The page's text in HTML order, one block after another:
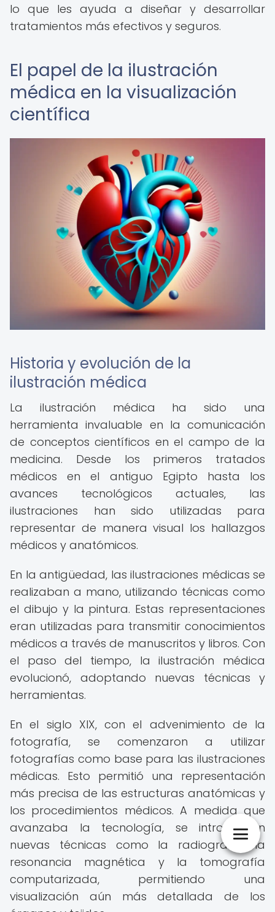
lo que les ayuda a diseñar y desarrollar
tratamientos más efectivos y seguros.
El papel de la ilustración
médica en la visualización
científica
Historia y evolución de la
ilustración médica
La ilustración médica ha sido una
herramienta invaluable en la comunicación
de conceptos científicos en el campo de la
medicina. Desde los primeros tratados
médicos en el antiguo Egipto hasta los
avances tecnológicos actuales, las
ilustraciones han sido utilizadas para
representar de manera visual los hallazgos
médicos y anatómicos.
En la antigüedad, las ilustraciones médicas se
realizaban a mano, utilizando técnicas como
el dibujo y la pintura. Estas representaciones
eran utilizadas para transmitir conocimientos
médicos a través de manuscritos y libros. Con
el paso del tiempo, la ilustración médica
evolucionó, adoptando nuevas técnicas y
herramientas.
En el siglo XIX, con el advenimiento de la
fotografía, se comenzaron a utilizar
fotografías como base para las ilustraciones
médicas. Esto permitió una representación
más precisa de las estructuras anatómicas y
los procedimientos médicos. A medida que
avanzaba la tecnología, se introdujeron
nuevas técnicas como la radiografía, la
resonancia magnética y la tomografía
computarizada, permitiendo una
visualización aún más detallada de los